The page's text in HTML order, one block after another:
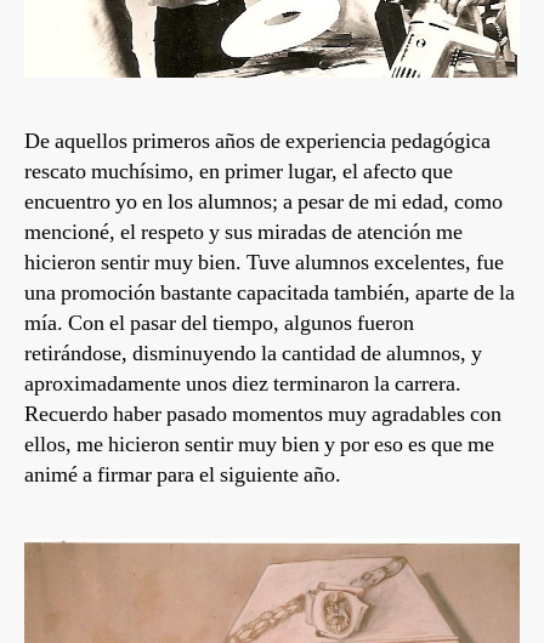
De aquellos primeros años de experiencia pedagógica
rescato muchísimo, en primer lugar, el afecto que
encuentro yo en los alumnos; a pesar de mi edad, como
mencioné, el respeto y sus miradas de atención me
hicieron sentir muy bien. Tuve alumnos excelentes, fue
una promoción bastante capacitada también, aparte de la
mía. Con el pasar del tiempo, algunos fueron
retirándose, disminuyendo la cantidad de alumnos, y
aproximadamente unos diez terminaron la carrera.
Recuerdo haber pasado momentos muy agradables con
ellos, me hicieron sentir muy bien y por eso es que me
animé a firmar para el siguiente año.